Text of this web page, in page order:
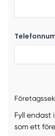
Fyll endast
som ett